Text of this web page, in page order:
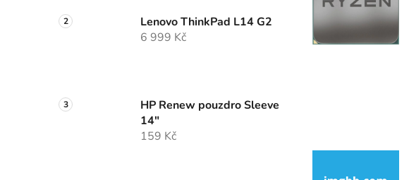
Lenovo ThinkPad L14 G2
6 999 Kč
HP Renew pouzdro Sleeve
14"
159 Kč